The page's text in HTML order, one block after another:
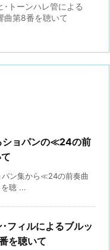
･トーンハレ管による
曲第8番を聴いて
ショパンの≪24の前
パン集から≪24の前奏曲
聴 ...
フィルによるブルッ
を聴いて